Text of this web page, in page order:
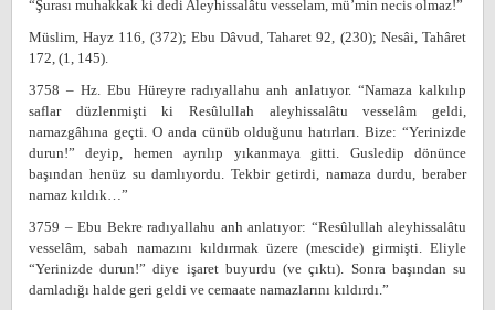
“Şurası muhakkak ki dedi Aleyhissalâtu vesselam, mü’min necis olmaz!”
Müslim, Hayz 116, (372); Ebu Dâvud, Taharet 92, (230); Nesâi, Tahâret
172, (1, 145).
3758 – Hz. Ebu Hüreyre radıyallahu anh anlatıyor. “Namaza kalkılıp
saflar düzlenmişti ki Resûlullah aleyhissalâtu vesselâm geldi,
namazgâhına geçti. O anda cünüb olduğunu hatırları. Bize: “Yerinizde
durun!” deyip, hemen ayrılıp yıkanmaya gitti. Gusledip dönünce
başından henüz su damlıyordu. Tekbir getirdi, namaza durdu, beraber
namaz kıldık…”
3759 – Ebu Bekre radıyallahu anh anlatıyor: “Resûlullah aleyhissalâtu
vesselâm, sabah namazını kıldırmak üzere (mescide) girmişti. Eliyle
“Yerinizde durun!” diye işaret buyurdu (ve çıktı). Sonra başından su
damladığı halde geri geldi ve cemaate namazlarını kıldırdı.”